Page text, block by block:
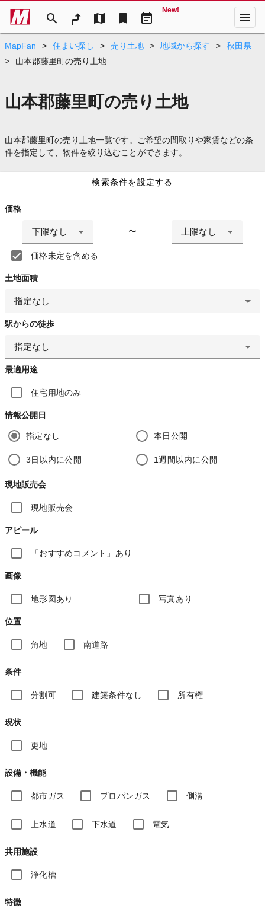
search map bookmark event_note
New! menu
MapFan > 住まい探し > 売り土地 > 地域から探す >
秋田県
>
山本郡藤里町の売り土地
山本郡藤里町の売り土地
山本郡藤里町の売り土地一覧です。ご希望の間取りや家賃などの条
件を指定して、物件を絞り込むことができます。
検索条件を設定する
価格
下限なし 〜 上限なし
価格未定を含める
土地面積
指定なし
駅からの徒歩
指定なし
最適用途
住宅用地のみ
情報公開日
指定なし 本日公開
3日以内に公開 1週間以内に公開
現地販売会
現地販売会
アピール
「おすすめコメント」あり
画像
地形図あり 写真あり
位置
角地 南道路
条件
分割可 建築条件なし 所有権
現状
更地
設備・機能
都市ガス プロパンガス 側溝
上水道 下水道 電気
共用施設
浄化槽
特徴